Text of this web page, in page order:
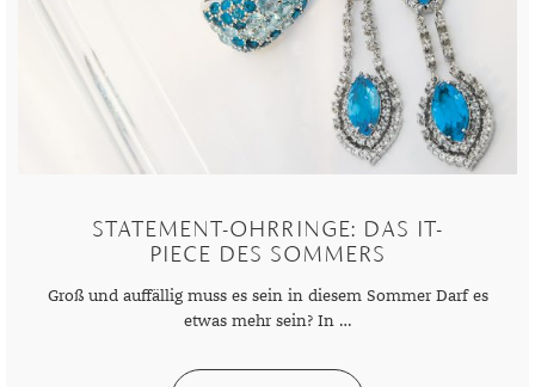
STATEMENT-OHRRINGE: DAS IT-
PIECE DES SOMMERS
Groß und auffällig muss es sein in diesem Sommer Darf es
etwas mehr sein? In …